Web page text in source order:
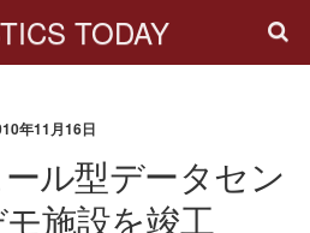
TODAY
年11月16日
ル型データセン
施設を竣工